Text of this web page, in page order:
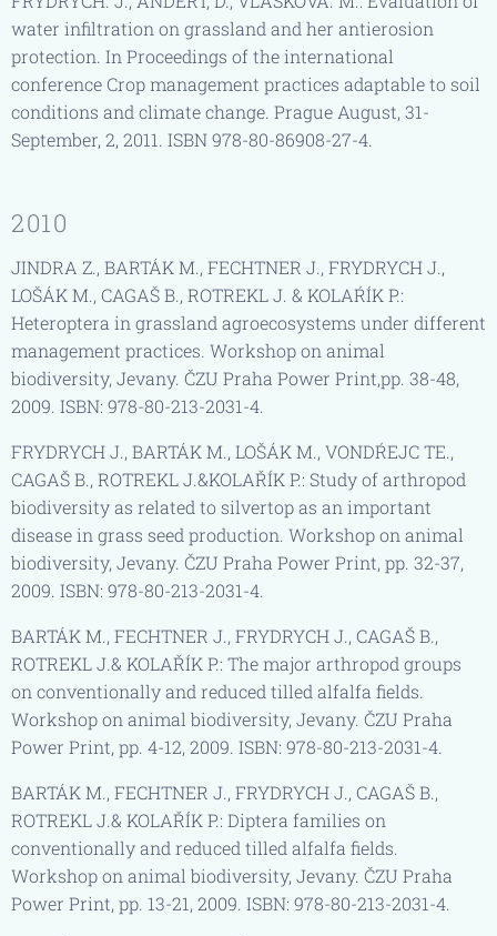
water infiltration on grassland and her antierosion
protection. In Proceedings of the international
conference Crop management practices adaptable to soil
conditions and climate change. Prague August, 31-
September, 2, 2011. ISBN 978-80-86908-27-4.
2010
JINDRA Z., BARTÁK M., FECHTNER J., FRYDRYCH J.,
LOŠÁK M., CAGAŠ B., ROTREKL J. & KOLAŔÍK P.:
Heteroptera in grassland agroecosystems under different
management practices. Workshop on animal
biodiversity, Jevany. ČZU Praha Power Print,pp. 38-48,
2009. ISBN: 978-80-213-2031-4.
FRYDRYCH J., BARTÁK M., LOŠÁK M., VONDŔEJC TE.,
CAGAŠ B., ROTREKL J.&KOLAŘÍK P.: Study of arthropod
biodiversity as related to silvertop as an important
disease in grass seed production. Workshop on animal
biodiversity, Jevany. ČZU Praha Power Print, pp. 32-37,
2009. ISBN: 978-80-213-2031-4.
BARTÁK M., FECHTNER J., FRYDRYCH J., CAGAŠ B.,
ROTREKL J.& KOLAŘÍK P.: The major arthropod groups
on conventionally and reduced tilled alfalfa fields.
Workshop on animal biodiversity, Jevany. ČZU Praha
Power Print, pp. 4-12, 2009. ISBN: 978-80-213-2031-4.
BARTÁK M., FECHTNER J., FRYDRYCH J., CAGAŠ B.,
ROTREKL J.& KOLAŘÍK P.: Diptera families on
conventionally and reduced tilled alfalfa fields.
Workshop on animal biodiversity, Jevany. ČZU Praha
Power Print, pp. 13-21, 2009. ISBN: 978-80-213-2031-4.